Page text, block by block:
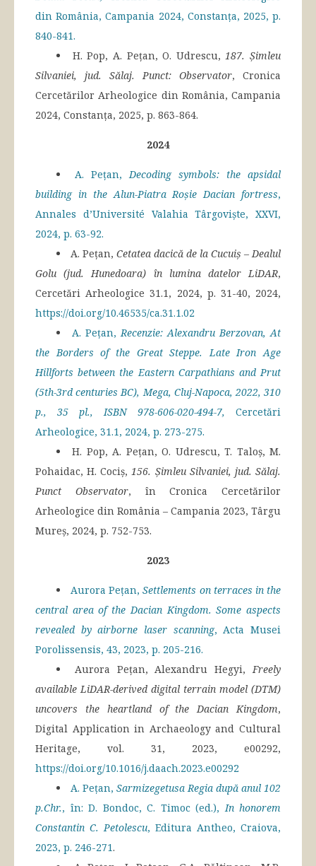
din România, Campania 2024, Constanța, 2025, p.
840-841.
H. Pop, A. Pețan, O. Udrescu,187. Șimleu
Silvaniei, jud. Sălaj. Punct: Observator, Cronica
Cercetărilor Arheologice din România, Campania
2024, Constanța, 2025, p. 863-864.
2024
A. Pețan,Decoding symbols: the apsidal
building in the Alun-Piatra Roșie Dacian fortress,
Annales d’Université Valahia Târgoviște, XXVI,
2024, p. 63-92.
A. Pețan, Cetatea dacică de la Cucuiș – Dealul
Golu (jud. Hunedoara) în lumina datelor LiDAR,
Cercetări Arheologice 31.1, 2024, p. 31-40, 2024,
https://doi.org/10.46535/ca.31.1.02
A. Pețan,Recenzie: Alexandru Berzovan, At
the Borders of the Great Steppe. Late Iron Age
Hillforts between the Eastern Carpathians and Prut
(5th-3rd centuries BC), Mega, Cluj-Napoca, 2022, 310
p., 35 pl., ISBN 978-606-020-494-7,
Cercetări
Arheologice, 31.1, 2024, p. 273-275.
H. Pop, A. Pețan, O. Udrescu, T. Taloș, M.
Pohaidac, H. Cociș,156. Șimleu Silvaniei, jud. Sălaj.
Punct Observator, în Cronica Cercetărilor
Arheologice din România – Campania 2023, Târgu
Mureș, 2024, p. 752-753.
2023
Aurora Pețan,Settlements on terraces in the
central area of the Dacian Kingdom. Some aspects
revealed by airborne laser scanning, Acta Musei
Porolissensis, 43, 2023, p. 205-216.
Aurora Pețan, Alexandru Hegyi,Freely
available LiDAR-derived digital terrain model (DTM)
uncovers the heartland of the Dacian Kingdom,
Digital Application in Archaeology and Cultural
Heritage, vol. 31, 2023, e00292,
https://doi.org/10.1016/j.daach.2023.e00292
A. Pețan, Sarmizegetusa Regia după anul 102
p.Chr., în: D. Bondoc, C. Timoc (ed.),In honorem
Constantin C. Petolescu, Editura Antheo, Craiova,
2023, p. 246-271.